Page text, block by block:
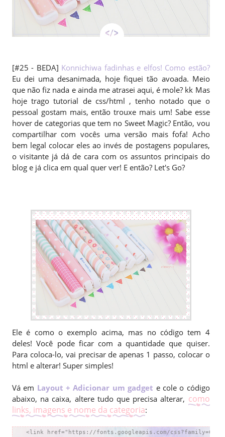
[#25 - BEDA] Konnichiwa fadinhas e elfos! Como estão?
Eu dei uma desanimada, hoje fiquei tão avoada. Meio
que não fiz nada e ainda me atrasei aqui, é mole? kk Mas
hoje trago tutorial de css/html , tenho notado que o
pessoal gostam mais, então trouxe mais um! Sabe esse
hover de categorias que tem no Sweet Magic? Então, vou
compartilhar com vocês uma versão mais fofa! Acho
bem legal colocar eles ao invés de postagens populares,
o visitante já dá de cara com os assuntos principais do
blog e já clica em qual quer ver! E então? Let's Go?
Ele é como o exemplo acima, mas no código tem 4
deles! Você pode ficar com a quantidade que quiser.
Para coloca-lo, vai precisar de apenas 1 passo, colocar o
html e alterar! Super simples!
Vá em Layout + Adicionar um gadget e cole o código
abaixo, na caixa, altere tudo que precisa alterar, como
links, imagens e nome da categoria:
<link href="https://fonts.googleapis.com/